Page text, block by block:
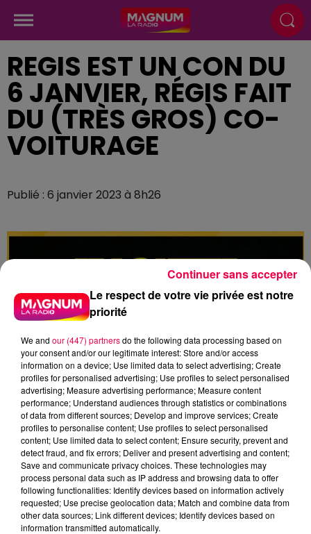
REGIS EST UN CON DU
6 JANVIER, RÉGIS FAIT
DU (TRÈS GROS) CO-
VOITURAGE
Publié : 6 janvier 2023 à 8h26
Le respect de votre vie privée est notre
priorité
We and our (447) partnersdo the following data processing based on
your consent and/or our legitimate interest: Store and/or access
information on a device; Use limited data to select advertising; Create
profiles for personalised advertising; Use profiles to select personalised
advertising; Measure advertising performance; Measure content
performance; Understand audiences through statistics or combinations
of data from different sources; Develop and improve services; Create
profiles to personalise content; Use profiles to select personalised
content; Use limited data to select content; Ensure security, prevent and
detect fraud, and fix errors; Deliver and present advertising and content;
Save and communicate privacy choices. These technologies may
process personal data such as IP address and browsing data to offer
following functionalities: Identify devices based on information actively
requested; Use precise geolocation data; Match and combine data from
other data sources; Link different devices; Identify devices based on
information transmitted automatically.
Continuer sans accepter